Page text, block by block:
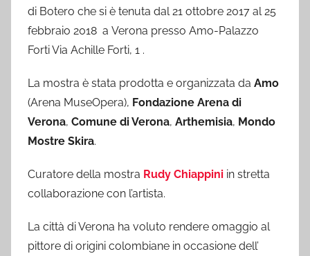
di Botero che si è tenuta dal 21 ottobre 2017 al 25
febbraio 2018 a Verona presso Amo-Palazzo
Forti Via Achille Forti, 1 .
La mostra è stata prodotta e organizzata da Amo
(Arena MuseOpera), Fondazione Arena di
Verona, Comune di Verona, Arthemisia, Mondo
Mostre Skira.
Curatore della mostra Rudy Chiappini in stretta
collaborazione con l’artista.
La città di Verona ha voluto rendere omaggio al
pittore di origini colombiane in occasione dell’